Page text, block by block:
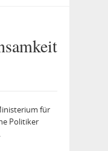
für
Politiker